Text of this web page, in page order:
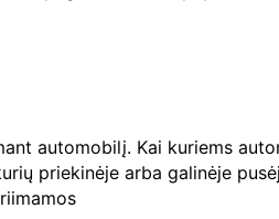
automobilį. Kai kuriems
priekinėje arba galinėje